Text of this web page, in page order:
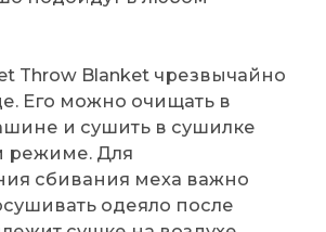
Throw Blanket чрезвычайно
Его можно очищать в
и сушить в сушилке
режиме. Для
сбивания меха важно
одеяло после